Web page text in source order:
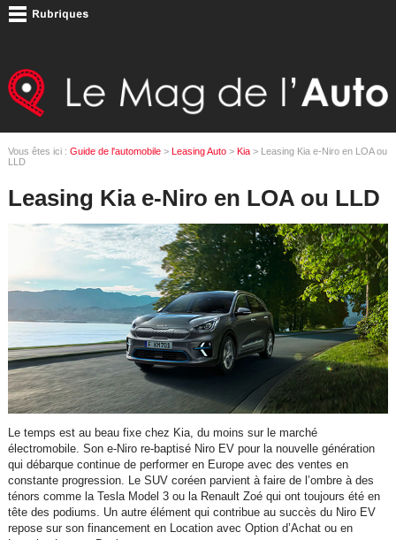
Vous êtes ici : Guide de l'automobile> Leasing Auto> Kia> Leasing Kia e-Niro en LOA ou
LLD
Leasing Kia e-Niro en LOA ou LLD
Le temps est au beau fixe chez Kia, du moins sur le marché
électromobile. Son e-Niro re-baptisé Niro EV pour la nouvelle génération
qui débarque continue de performer en Europe avec des ventes en
constante progression. Le SUV coréen parvient à faire de l’ombre à des
ténors comme la Tesla Model 3 ou la Renault Zoé qui ont toujours été en
tête des podiums. Un autre élément qui contribue au succès du Niro EV
repose sur son financement en Location avec Option d’Achat ou en